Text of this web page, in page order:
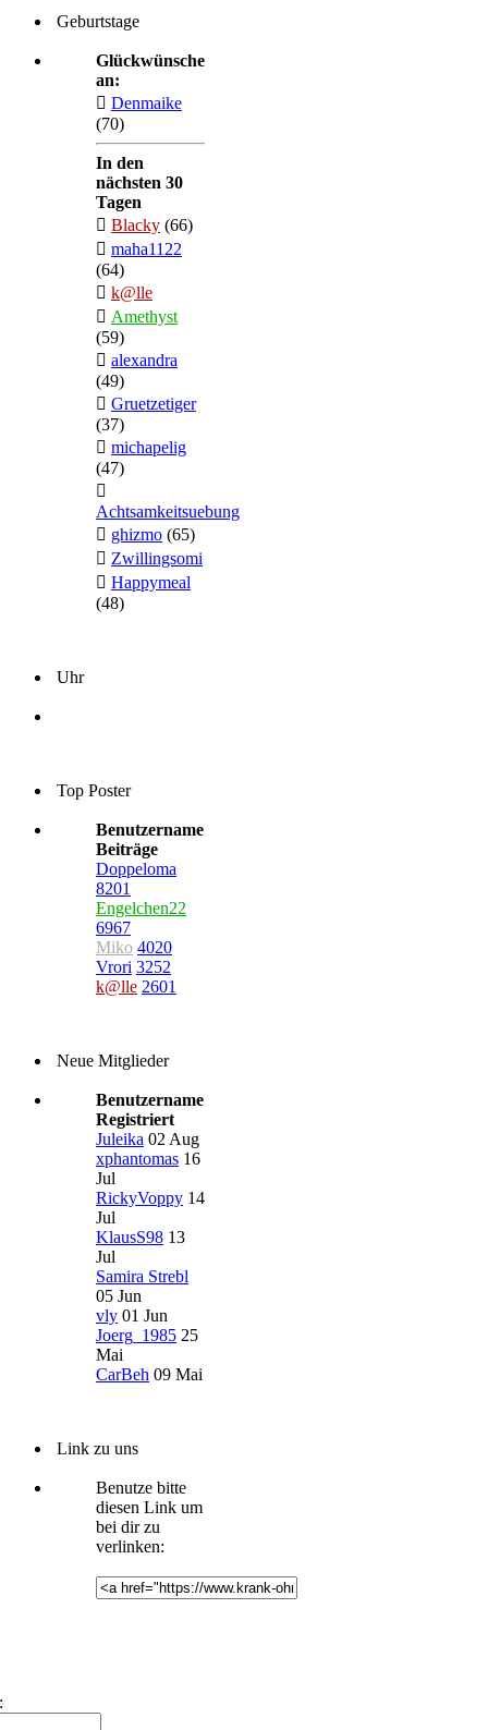
Geburtstage
Glückwünsche
an:
Denmaike
(70)
In den
nächsten 30
Tagen
Blacky (66)
maha1122
(64)
k@lle
Amethyst
(59)
alexandra
(49)
Gruetzetiger
(37)
michapelig
(47)
Achtsamkeitsuebung
ghizmo (65)
Zwillingsomi
Happymeal
(48)
Uhr
Top Poster
Benutzername
Beiträge
Doppeloma
8201
Engelchen22
6967
Miko 4020
Vrori 3252
k@lle 2601
Neue Mitglieder
Benutzername
Registriert
Juleika 02 Aug
xphantomas 16
Jul
RickyVoppy 14
Jul
KlausS98 13
Jul
Samira Strebl
05 Jun
vly 01 Jun
Joerg_1985 25
Mai
CarBeh 09 Mai
Link zu uns
Benutze bitte
diesen Link um
bei dir zu
verlinken: